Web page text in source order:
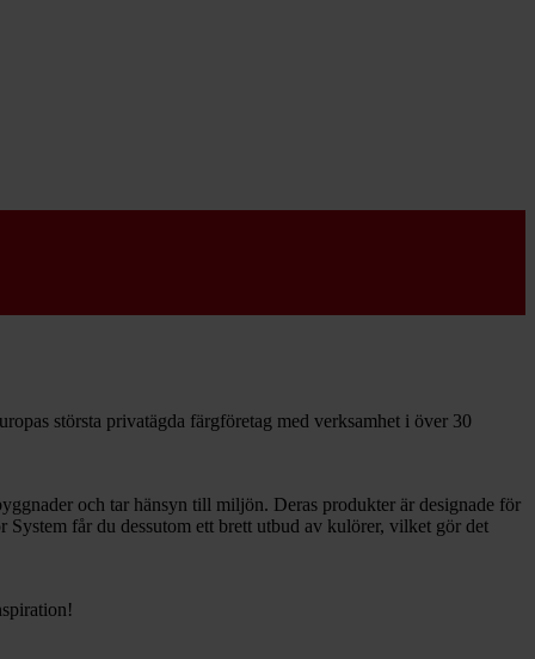
största privatägda färgföretag med verksamhet i över 30
och tar hänsyn till miljön. Deras produkter är designade för
får du dessutom ett brett utbud av kulörer, vilket gör det